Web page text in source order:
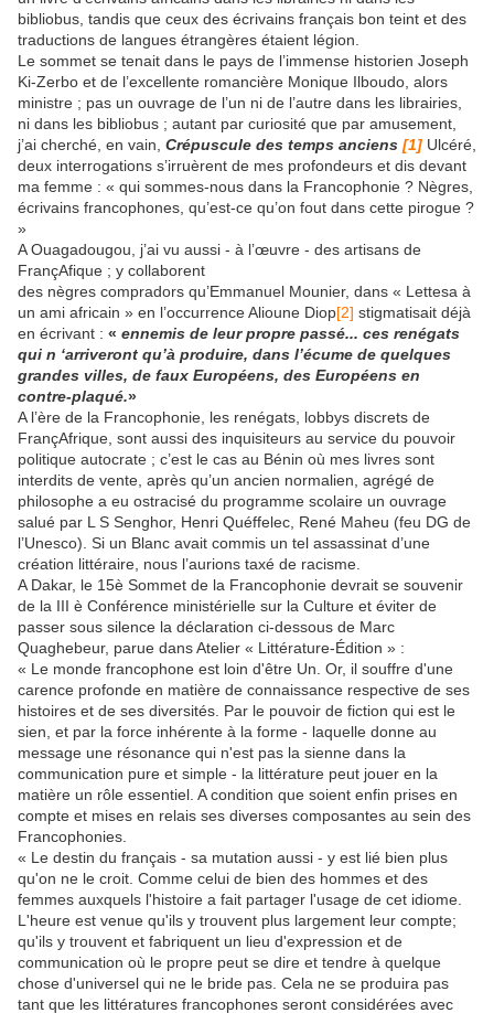
bibliobus, tandis que ceux des écrivains français bon teint et des
traductions de langues étrangères étaient légion.
Le sommet se tenait dans le pays de l’immense historien Joseph
Ki-Zerbo et de l’excellente romancière Monique Ilboudo, alors
ministre ; pas un ouvrage de l’un ni de l’autre dans les librairies,
ni dans les bibliobus ; autant par curiosité que par amusement,
j’ai cherché, en vain, Crépuscule des temps anciens [1] Ulcéré,
deux interrogations s’irruèrent de mes profondeurs et dis devant
ma femme : « qui sommes-nous dans la Francophonie ? Nègres,
écrivains francophones, qu’est-ce qu’on fout dans cette pirogue ?
»
A Ouagadougou, j’ai vu aussi - à l’œuvre - des artisans de
FrançAfique ; y collaborent
des nègres compradors qu’Emmanuel Mounier, dans « Lettesa à
un ami africain » en l’occurrence Alioune Diop[2] stigmatisait déjà
en écrivant : « ennemis de leur propre passé... ces renégats
qui n ‘arriveront qu’à produire, dans l’écume de quelques
grandes villes, de faux Européens, des Européens en
contre-plaqué.»
A l’ère de la Francophonie, les renégats, lobbys discrets de
FrançAfrique, sont aussi des inquisiteurs au service du pouvoir
politique autocrate ; c’est le cas au Bénin où mes livres sont
interdits de vente, après qu’un ancien normalien, agrégé de
philosophe a eu ostracisé du programme scolaire un ouvrage
salué par L S Senghor, Henri Quéffelec, René Maheu (feu DG de
l’Unesco). Si un Blanc avait commis un tel assassinat d’une
création littéraire, nous l’aurions taxé de racisme.
A Dakar, le 15è Sommet de la Francophonie devrait se souvenir
de la III è Conférence ministérielle sur la Culture et éviter de
passer sous silence la déclaration ci-dessous de Marc
Quaghebeur, parue dans Atelier « Littérature-Édition » :
« Le monde francophone est loin d'être Un. Or, il souffre d'une
carence profonde en matière de connaissance respective de ses
histoires et de ses diversités. Par le pouvoir de fiction qui est le
sien, et par la force inhérente à la forme - laquelle donne au
message une résonance qui n'est pas la sienne dans la
communication pure et simple - la littérature peut jouer en la
matière un rôle essentiel. A condition que soient enfin prises en
compte et mises en relais ses diverses composantes au sein des
Francophonies.
« Le destin du français - sa mutation aussi - y est lié bien plus
qu'on ne le croit. Comme celui de bien des hommes et des
femmes auxquels l'histoire a fait partager l'usage de cet idiome.
L'heure est venue qu'ils y trouvent plus largement leur compte;
qu'ils y trouvent et fabriquent un lieu d'expression et de
communication où le propre peut se dire et tendre à quelque
chose d'universel qui ne le bride pas. Cela ne se produira pas
tant que les littératures francophones seront considérées avec